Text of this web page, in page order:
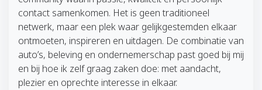
contact samenkomen. Het is geen traditioneel
netwerk, maar een plek waar gelijkgestemden elkaar
ontmoeten, inspireren en uitdagen. De combinatie van
auto’s, beleving en ondernemerschap past goed bij mij
en bij hoe ik zelf graag zaken doe: met aandacht,
plezier en oprechte interesse in elkaar.